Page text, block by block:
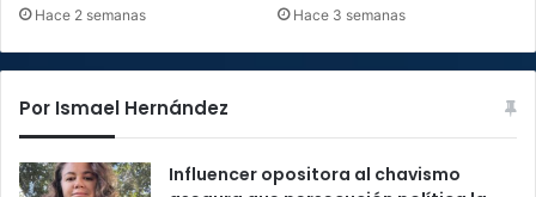
Hace 2 semanas Hace 3 semanas
Por Ismael Hernández
Influencer opositora al chavismo